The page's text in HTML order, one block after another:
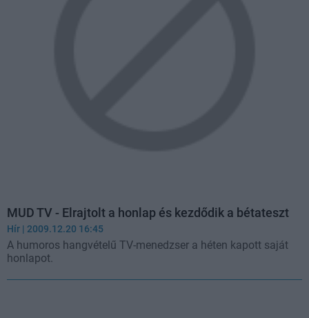
MUD TV - Elrajtolt a honlap és kezdődik a bétateszt
Hír | 2009.12.20 16:45
A humoros hangvételű TV-menedzser a héten kapott saját
honlapot.